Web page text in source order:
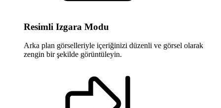
Resimli Izgara Modu
Arka plan görselleriyle içeriğinizi düzenli ve görsel olarak
zengin bir şekilde görüntüleyin.